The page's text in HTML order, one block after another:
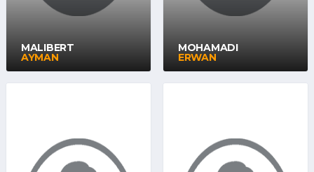
MALIBERT
AYMAN
MOHAMADI
ERWAN